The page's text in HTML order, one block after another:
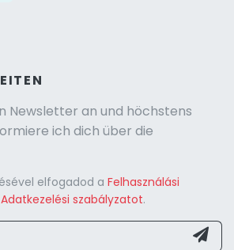
Newsletter an und höchstens
ich dich über die
elfogadod a Felhasználási
Adatkezelési szabályzatot.